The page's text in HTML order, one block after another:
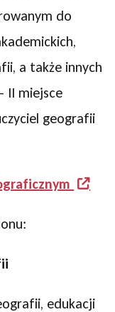
do
a także innych
II miejsce
geografii
edukacji